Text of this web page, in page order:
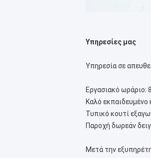
Υπηρεσίες μας
Υπηρεσία σε
Εργασιακό ωράριο:
Καλό εκπαιδευμένο
Τυπικό κουτί
Παροχή δωρεάν
Μετά την